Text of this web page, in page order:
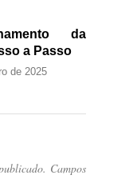
da
a Passo
de 2025
Campos